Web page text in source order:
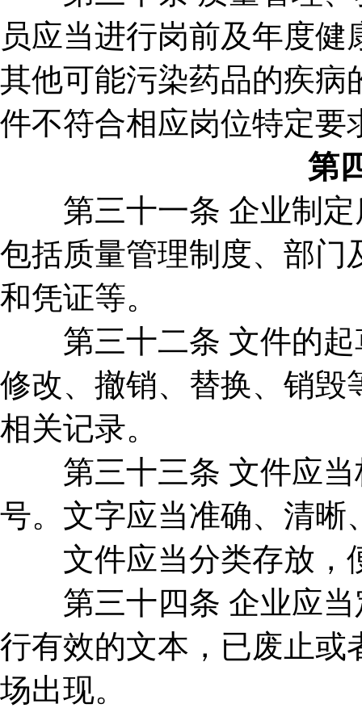
员应当进行岗前及年度
其他可能污染药品的疾病
件不符合相应岗位特定要
第
第三十一条 企业制定
包括质量管理制度、部门
和凭证等。
第三十二条 文件的起
修改、撤销、替换、销毁
相关记录。
第三十三条 文件应当
号。文字应当准确、清晰
文件应当分类存放，
第三十四条 企业应当
行有效的文本，已废止或
场出现。